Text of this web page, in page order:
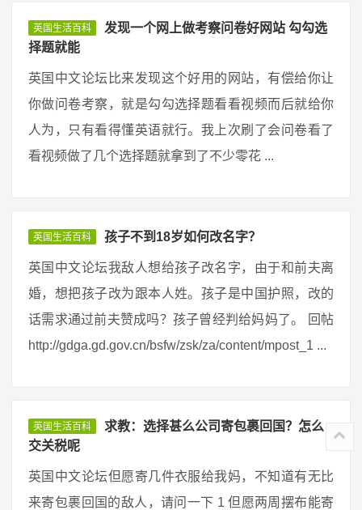
英国生活百科
发现一个网上做考察问卷好网站 勾勾选
择题就能
英国中文论坛比来发现这个好用的网站，有偿给你让
你做问卷考察，就是勾勾选择题看看视频而后就给你
人为，只有看得懂英语就行。我上次刷了会问卷看了
看视频做了几个选择题就拿到了不少零花 ...
英国生活百科 孩子不到18岁如何改名字？
英国中文论坛我敌人想给孩子改名字，由于和前夫离
婚，想把孩子改为跟本人姓。孩子是中国护照，改的
话需求通过前夫赞成吗？孩子曾经判给妈妈了。 回帖
http://gdga.gd.gov.cn/bsfw/zsk/za/content/mpost_1 ...
英国生活百科
求教：选择甚么公司寄包裹回国？怎么
交关税呢
英国中文论坛但愿寄几件衣服给我妈，不知道有无比
来寄包裹回国的敌人，请问一下 1 但愿两周摆布能寄